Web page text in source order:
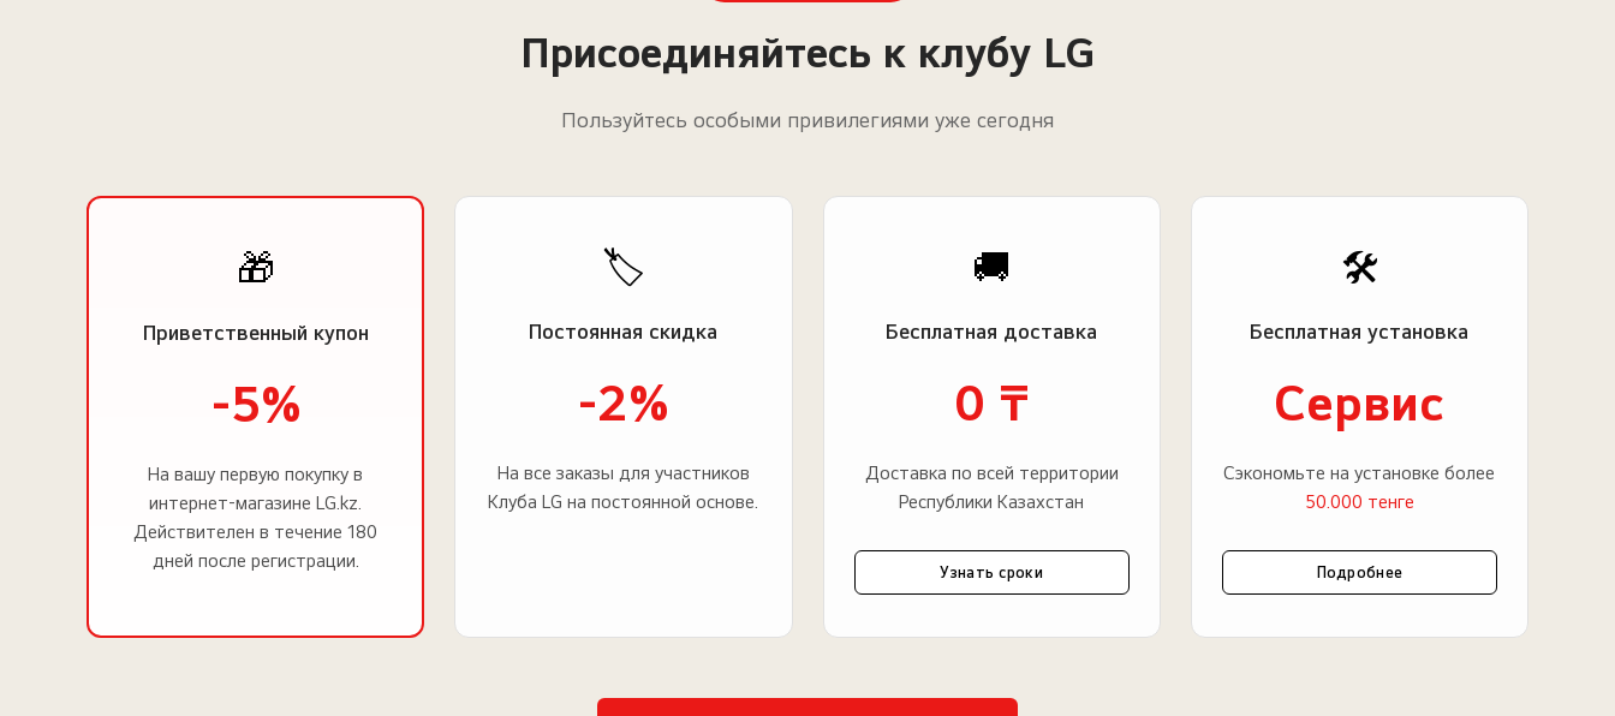
Присоединяйтесь к клубу LG
Пользуйтесь особыми привилегиями уже сегодня
🎁
Приветственный купон
-5%
На вашу первую покупку в
интернет-магазине LG.kz.
Действителен в течение 180
дней после регистрации.
🏷️
Постоянная скидка
-2%
На все заказы для участников
Клуба LG на постоянной основе.
🚚
Бесплатная доставка
0 ₸
Доставка по всей территории
Республики Казахстан
Узнать сроки
🛠️
Бесплатная установка
Сервис
Сэкономьте на установке более
50.000 тенге
Подробнее